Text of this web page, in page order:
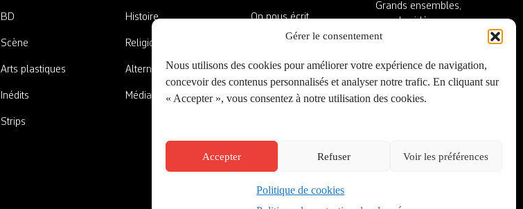
Gérer le consentement
Nous utilisons des cookies pour améliorer votre expérience de navigation,
concevoir des contenus personnalisés et analyser notre trafic. En cliquant sur
« Accepter », vous consentez à notre utilisation des cookies.
Accepter Refuser Voir les préférences
Politique de cookies
BD
Scène
Arts plastiques
Inédits
Strips
Histoire
Religions
Alternatives
Médias
On nous écrit
A côté de la plaque
Grands ensembles,
grandes idées
Créé par